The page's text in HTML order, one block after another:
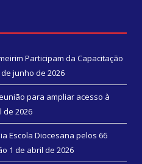
Participam da Capacitação
de junho de 2026
para ampliar acesso à
de 2026
Escola Diocesana pelos 66
1 de abril de 2026